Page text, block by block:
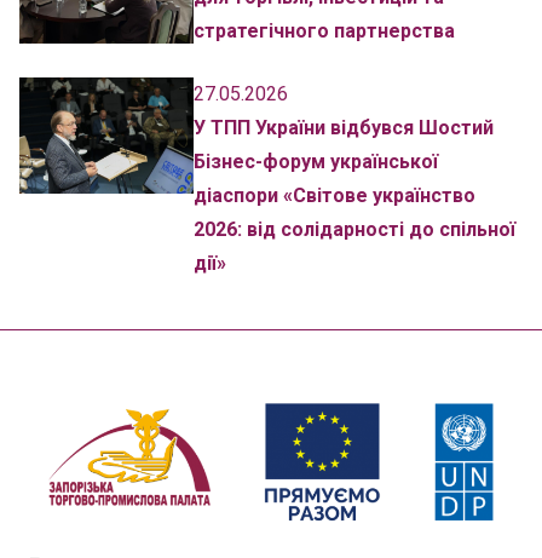
стратегічного партнерства
27.05.2026
У ТПП України відбувся Шостий
Бізнес-форум української
діаспори «Світове українство
2026: від солідарності до спільної
дії»